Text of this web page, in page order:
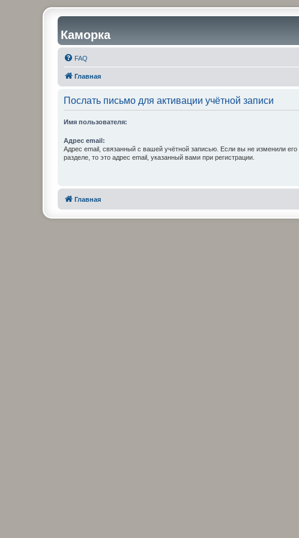
Каморка
FAQ
Главная
Послать письмо для активации учётной записи
Имя пользователя:
Адрес email:
Адрес email, связанный с вашей учётной записью. Если вы не изменили
разделе, то это адрес email, указанный вами при регистрации.
Главная